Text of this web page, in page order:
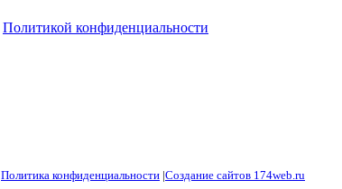
Политикой конфиденциальности
Политика конфиденциальности |Создание сайтов 174web.ru